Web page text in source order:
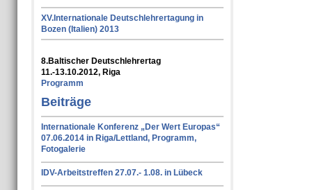
XV.Internationale Deutschlehrertagung in
Bozen (Italien) 2013
8.Baltischer Deutschlehrertag
11.-13.10.2012, Riga
Programm
Beiträge
Internationale Konferenz „Der Wert Europas“
07.06.2014 in Riga/Lettland, Programm,
Fotogalerie
IDV-Arbeitstreffen 27.07.- 1.08. in Lübeck